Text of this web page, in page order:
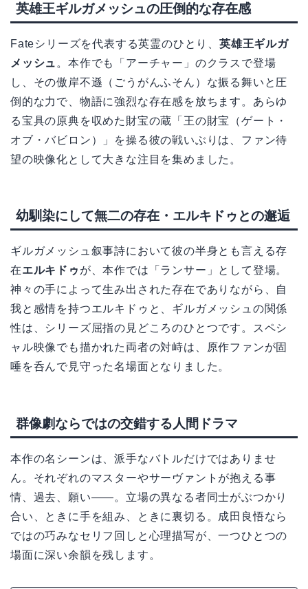
英雄王ギルガメッシュの圧倒的な存在感
Fateシリーズを代表する英霊のひとり、 英雄王ギルガ
メッシュ 。本作でも「アーチャー」のクラスで登場
し、その傲岸不遜（ごうがんふそん）な振る舞いと圧
倒的な力で、物語に強烈な存在感を放ちます。あらゆ
る宝具の原典を収めた財宝の蔵「王の財宝（ゲート・
オブ・バビロン）」を操る彼の戦いぶりは、ファン待
望の映像化として大きな注目を集めました。
幼馴染にして無二の存在・エルキドゥとの邂逅
ギルガメッシュ叙事詩において彼の半身とも言える存
在エルキドゥ が、本作では「ランサー」として登場。
神々の手によって生み出された存在でありながら、自
我と感情を持つエルキドゥと、ギルガメッシュの関係
性は、シリーズ屈指の見どころのひとつです。スペシ
ャル映像でも描かれた両者の対峙は、原作ファンが固
唾を呑んで見守った名場面となりました。
群像劇ならではの交錯する人間ドラマ
本作の名シーンは、派手なバトルだけではありませ
ん。それぞれのマスターやサーヴァントが抱える事
情、過去、願い――。立場の異なる者同士がぶつかり
合い、ときに手を組み、ときに裏切る。成田良悟なら
ではの巧みなセリフ回しと心理描写が、一つひとつの
場面に深い余韻を残します。